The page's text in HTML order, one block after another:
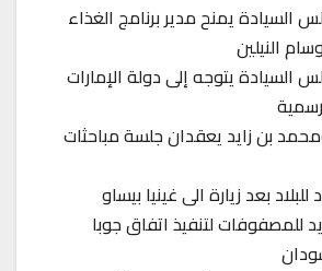
السيادة يمنح مدير برنامج الغذاء
النيلين
السيادة يتوجه إلى دولة الإمارات
بن زايد يعقدان جلسة مباحثات
بعد زيارة الى غينيا بيساو
للمصفوفات لتنفيذ اتفاق جوبا